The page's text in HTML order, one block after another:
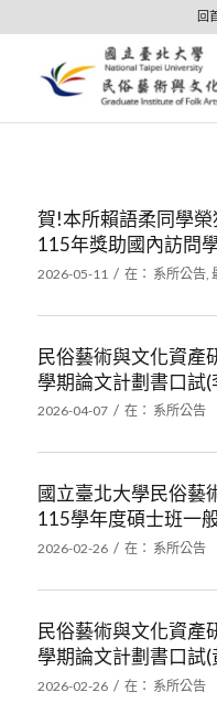
回
賀!本所賴語柔同學
115年獎助國內訪問
2026-05-11 / 在： 系所公告,
民俗藝術與文化資產
學期論文計劃書口試
2026-04-07 / 在： 系所公告
國立臺北大學民俗藝
115學年度碩士班一
2026-02-26 / 在： 系所公告
民俗藝術與文化資產
學期論文計劃書口試(
2026-02-26 / 在： 系所公告